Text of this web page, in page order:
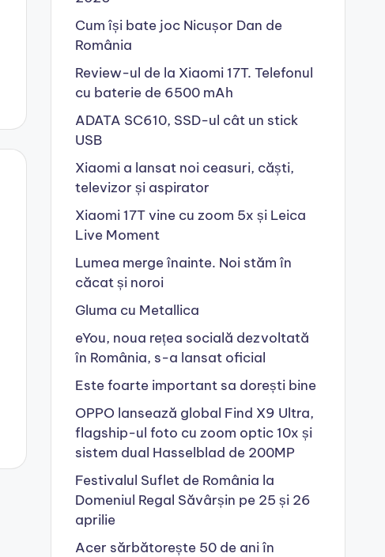
Cum își bate joc Nicușor Dan de
România
Review-ul de la Xiaomi 17T. Telefonul
cu baterie de 6500 mAh
ADATA SC610, SSD-ul cât un stick
USB
Xiaomi a lansat noi ceasuri, căști,
televizor și aspirator
Xiaomi 17T vine cu zoom 5x și Leica
Live Moment
Lumea merge înainte. Noi stăm în
căcat și noroi
Gluma cu Metallica
eYou, noua rețea socială dezvoltată
în România, s-a lansat oficial
Este foarte important sa dorești bine
OPPO lansează global Find X9 Ultra,
flagship-ul foto cu zoom optic 10x și
sistem dual Hasselblad de 200MP
Festivalul Suflet de România la
Domeniul Regal Săvârșin pe 25 și 26
aprilie
Acer sărbătorește 50 de ani în